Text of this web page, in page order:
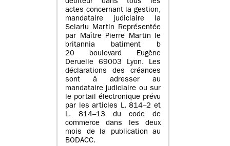
débiteur dans tous les
actes concernant la gestion,
mandataire judiciaire la
Selarlu Martin Représentée
par Maître Pierre Martin le
britannia batiment b
20 boulevard Eugène
Deruelle 69003 Lyon. Les
déclarations des créances
sont à adresser au
mandataire judiciaire ou sur
le portail électronique prévu
par les articles L. 814–2 et
L. 814–13 du code de
commerce dans les deux
mois de la publication au
BODACC.